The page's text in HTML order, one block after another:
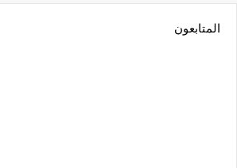
المتابعون